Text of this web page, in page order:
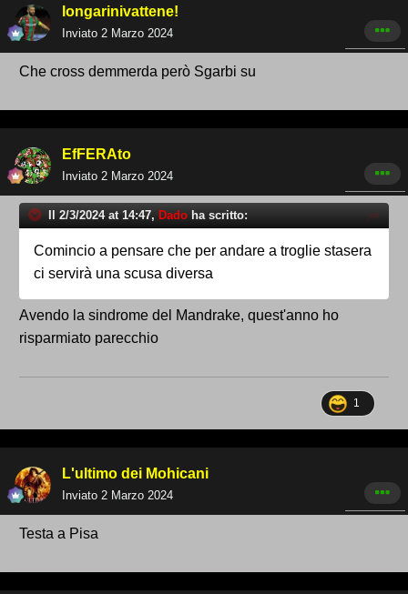
longarinivattene!
Inviato 2 Marzo 2024
Che cross demmerda però Sgarbi su
EfFERAto
Inviato 2 Marzo 2024
Il 2/3/2024 at 14:47, Dado ha scritto:
Comincio a pensare che per andare a troglie stasera
ci servirà una scusa diversa
Avendo la sindrome del Mandrake, quest'anno ho
risparmiato parecchio
1
L'ultimo dei Mohicani
Inviato 2 Marzo 2024
Testa a Pisa